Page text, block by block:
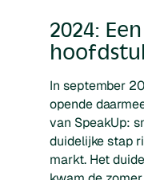
2024:
In september
opende
van SpeakUp:
duidelijke stap
markt. Het